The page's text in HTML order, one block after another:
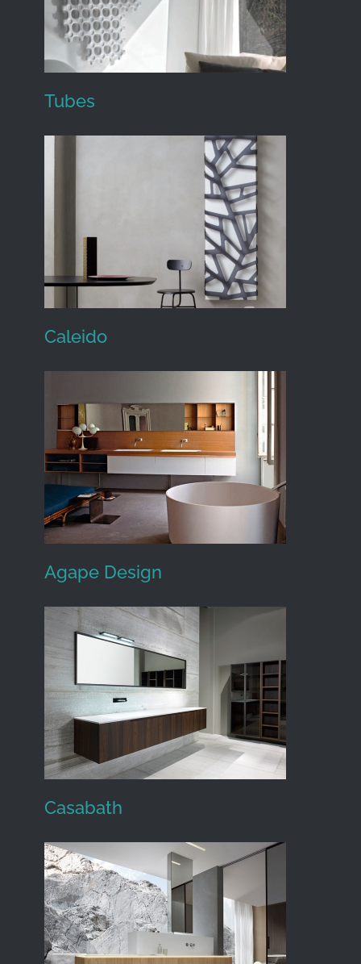
Tubes
Caleido
Caleido
Agape Design
Agape Design
Casabath
Casabath